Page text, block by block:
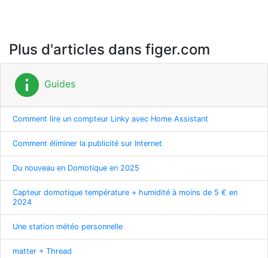
Plus d'articles dans figer.com
info Guides
Comment lire un compteur Linky avec Home Assistant
Comment éliminer la publicité sur Internet
Du nouveau en Domotique en 2025
Capteur domotique température + humidité à moins de 5 € en
2024
Une station météo personnelle
matter + Thread